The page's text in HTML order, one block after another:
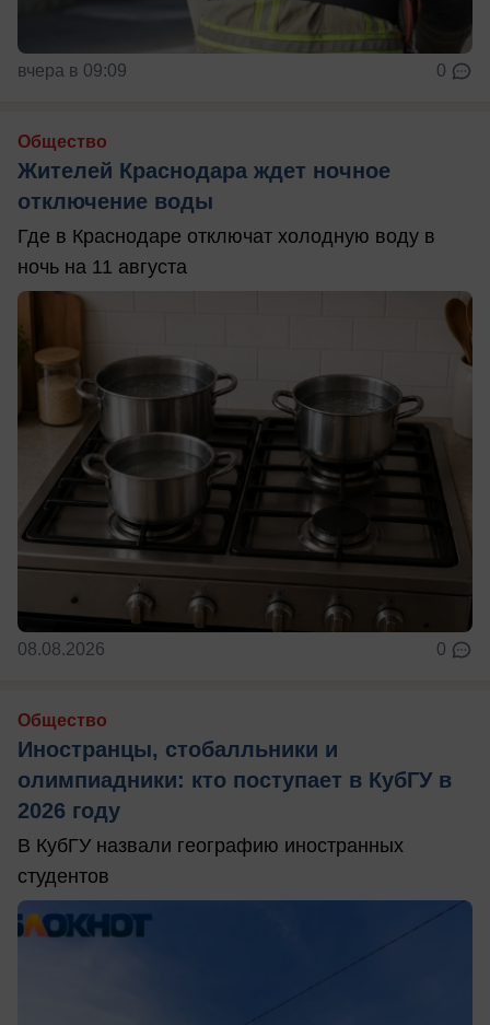
вчера в 09:09 0
Общество
Жителей Краснодара ждет ночное
отключение воды
Где в Краснодаре отключат холодную воду в
ночь на 11 августа
08.08.2026 0
Общество
Иностранцы, стобалльники и
олимпиадники: кто поступает в КубГУ в
2026 году
В КубГУ назвали географию иностранных
студентов